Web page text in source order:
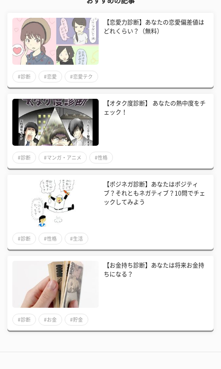
【恋愛力診断】あなたの恋愛偏差値は
どれくらい？（無料）
#診断 #恋愛 #恋愛テク
【オタク度診断】 あなたの熱中度をチ
ェック！
#診断 #マンガ・アニメ #性格
【ポジネガ診断】あなたはポジティ
ブ？それともネガティブ？10問でチェ
ックしてみよう
#診断 #性格 #生活
【お金持ち診断】あなたは将来お金持
ちになる？
#診断 #お金 #貯金